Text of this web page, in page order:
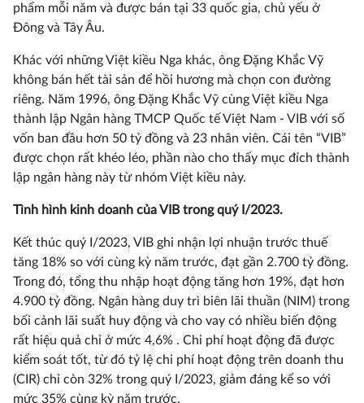
phẩm mỗi năm và được bán tại 33 quốc gia, chủ yếu ở
Đông và Tây Âu.
Khác với những Việt kiều Nga khác, ông Đặng Khắc Vỹ
không bán hết tài sản để hồi hương mà chọn con đường
riêng. Năm 1996, ông Đặng Khắc Vỹ cùng Việt kiều Nga
thành lập Ngân hàng TMCP Quốc tế Việt Nam - VIB với số
vốn ban đầu hơn 50 tỷ đồng và 23 nhân viên. Cái tên “VIB”
được chọn rất khéo léo, phần nào cho thấy mục đích thành
lập ngân hàng này từ nhóm Việt kiều này.
Tình hình kinh doanh của VIB trong quý I/2023.
Kết thúc quý I/2023, VIB ghi nhận lợi nhuận trước thuế
tăng 18% so với cùng kỳ năm trước, đạt gần 2.700 tỷ đồng.
Trong đó, tổng thu nhập hoạt động tăng hơn 19%, đạt hơn
4.900 tỷ đồng. Ngân hàng duy trì biên lãi thuần (NIM) trong
bối cảnh lãi suất huy động và cho vay có nhiều biến động
rất hiệu quả chỉ ở mức 4,6% . Chi phí hoạt động đã được
kiểm soát tốt, từ đó tỷ lệ chi phí hoạt động trên doanh thu
(CIR) chỉ còn 32% trong quý I/2023, giảm đáng kể so với
mức 35% cùng kỳ năm trước.